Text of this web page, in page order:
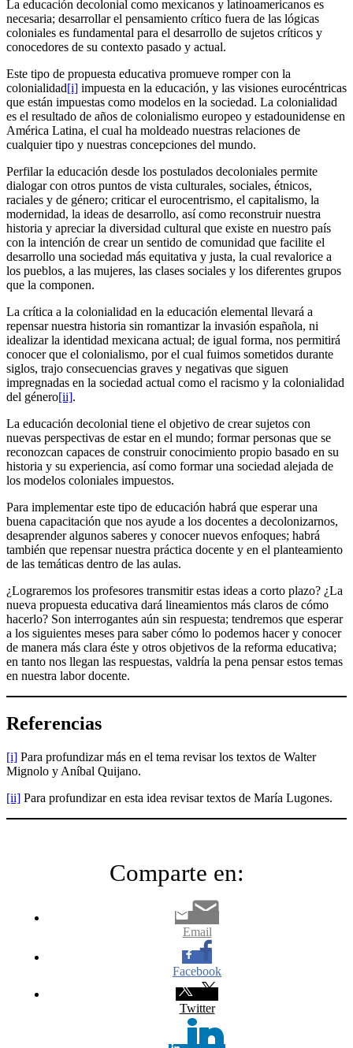
La educación decolonial como mexicanos y latinoamericanos es
necesaria; desarrollar el pensamiento crítico fuera de las lógicas
coloniales es fundamental para el desarrollo de sujetos críticos y
conocedores de su contexto pasado y actual.
Este tipo de propuesta educativa promueve romper con la
colonialidad[i] impuesta en la educación, y las visiones eurocéntricas
que están impuestas como modelos en la sociedad. La colonialidad
es el resultado de años de colonialismo europeo y estadounidense en
América Latina, el cual ha moldeado nuestras relaciones de
cualquier tipo y nuestras concepciones del mundo.
Perfilar la educación desde los postulados decoloniales permite
dialogar con otros puntos de vista culturales, sociales, étnicos,
raciales y de género; criticar el eurocentrismo, el capitalismo, la
modernidad, la ideas de desarrollo, así como reconstruir nuestra
historia y apreciar la diversidad cultural que existe en nuestro país
con la intención de crear un sentido de comunidad que facilite el
desarrollo una sociedad más equitativa y justa, la cual revalorice a
los pueblos, a las mujeres, las clases sociales y los diferentes grupos
que la componen.
La crítica a la colonialidad en la educación elemental llevará a
repensar nuestra historia sin romantizar la invasión española, ni
idealizar la identidad mexicana actual; de igual forma, nos permitirá
conocer que el colonialismo, por el cual fuimos sometidos durante
siglos, trajo consecuencias graves y negativas que siguen
impregnadas en la sociedad actual como el racismo y la colonialidad
del género[ii].
La educación decolonial tiene el objetivo de crear sujetos con
nuevas perspectivas de estar en el mundo; formar personas que se
reconozcan capaces de construir conocimiento propio basado en su
historia y su experiencia, así como formar una sociedad alejada de
los modelos coloniales impuestos.
Para implementar este tipo de educación habrá que esperar una
buena capacitación que nos ayude a los docentes a decolonizarnos,
desaprender algunos saberes y conocer nuevos enfoques; habrá
también que repensar nuestra práctica docente y en el planteamiento
de las temáticas dentro de las aulas.
¿Lograremos los profesores transmitir estas ideas a corto plazo? ¿La
nueva propuesta educativa dará lineamientos más claros de cómo
hacerlo? Son interrogantes aún sin respuesta; tendremos que esperar
a los siguientes meses para saber cómo lo podemos hacer y conocer
de manera más clara éste y otros objetivos de la reforma educativa;
en tanto nos llegan las respuestas, valdría la pena pensar estos temas
en nuestra labor docente.
Referencias
[i] Para profundizar más en el tema revisar los textos de Walter
Mignolo y Aníbal Quijano.
[ii] Para profundizar en esta idea revisar textos de María Lugones.
Comparte en:
Email
Facebook
Twitter